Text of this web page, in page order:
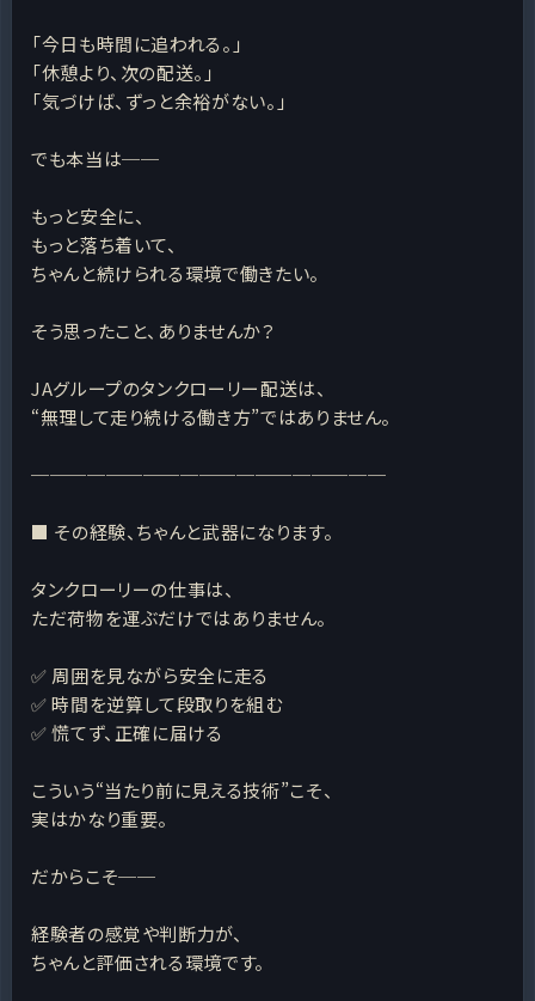
「今日も時間に追われる。」
「休憩より、次の配送。」
「気づけば、ずっと余裕がない。」
でも本当は──
もっと安全に、
もっと落ち着いて、
ちゃんと続けられる環境で働きたい。
そう思ったこと、ありませんか？
JAグループのタンクローリー配送は、
“無理して走り続ける働き方”ではありません。
───────────────────
■ その経験、ちゃんと武器になります。
タンクローリーの仕事は、
ただ荷物を運ぶだけではありません。
✅ 周囲を見ながら安全に走る
✅ 時間を逆算して段取りを組む
✅ 慌てず、正確に届ける
こういう“当たり前に見える技術”こそ、
実はかなり重要。
だからこそ──
経験者の感覚や判断力が、
ちゃんと評価される環境です。